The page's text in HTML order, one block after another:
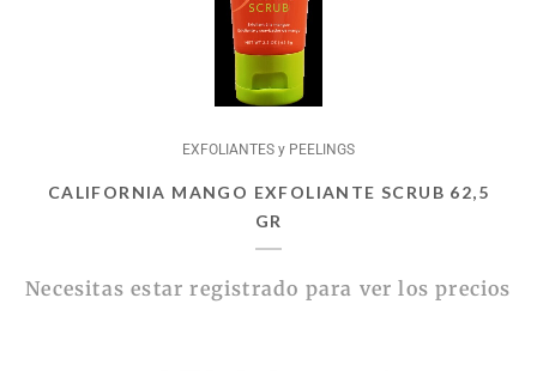
EXFOLIANTES y PEELINGS
CALIFORNIA MANGO EXFOLIANTE SCRUB 62,5
GR
Necesitas estar registrado para ver los precios